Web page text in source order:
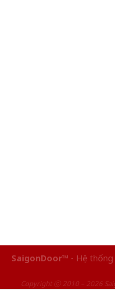
SaigonDoor™ - Hệ
Copyright ⓒ 2010 – 2026